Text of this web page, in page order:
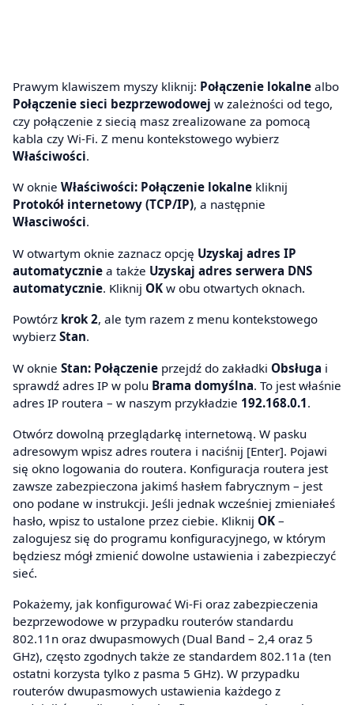
Prawym klawiszem myszy kliknij: Połączenie lokalne albo
Połączenie sieci bezprzewodowej w zależności od tego,
czy połączenie z siecią masz zrealizowane za pomocą
kabla czy Wi-Fi. Z menu kontekstowego wybierz
Właściwości.
W oknie Właściwości: Połączenie lokalne kliknij
Protokół internetowy (TCP/IP), a następnie
Własciwości.
W otwartym oknie zaznacz opcję Uzyskaj adres IP
automatycznie a także Uzyskaj adres serwera DNS
automatycznie. Kliknij OK w obu otwartych oknach.
Powtórz krok 2, ale tym razem z menu kontekstowego
wybierz Stan.
W oknie Stan: Połączenie przejdź do zakładki Obsługa i
sprawdź adres IP w polu Brama domyślna. To jest właśnie
adres IP routera – w naszym przykładzie 192.168.0.1.
Otwórz dowolną przeglądarkę internetową. W pasku
adresowym wpisz adres routera i naciśnij [Enter]. Pojawi
się okno logowania do routera. Konfiguracja routera jest
zawsze zabezpieczona jakimś hasłem fabrycznym – jest
ono podane w instrukcji. Jeśli jednak wcześniej zmieniałeś
hasło, wpisz to ustalone przez ciebie. Kliknij OK –
zalogujesz się do programu konfiguracyjnego, w którym
będziesz mógł zmienić dowolne ustawienia i zabezpieczyć
sieć.
Pokażemy, jak konfigurować Wi-Fi oraz zabezpieczenia
bezprzewodowe w przypadku routerów standardu
802.11n oraz dwupasmowych (Dual Band – 2,4 oraz 5
GHz), często zgodnych także ze standardem 802.11a (ten
ostatni korzysta tylko z pasma 5 GHz). W przypadku
routerów dwupasmowych ustawienia każdego z